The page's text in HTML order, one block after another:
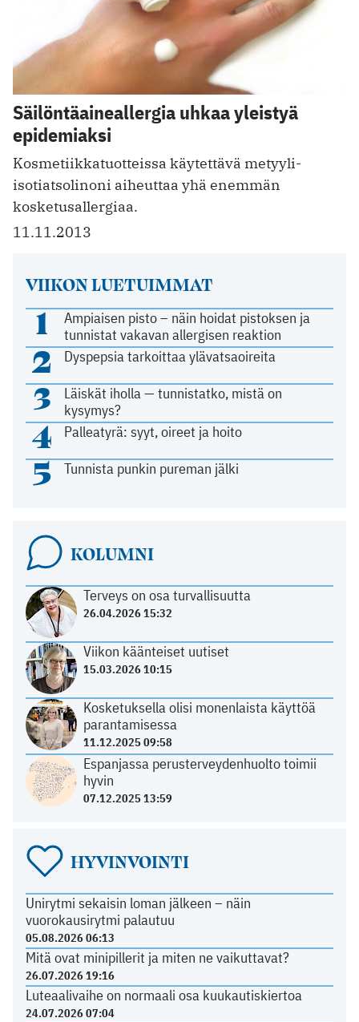
Säilöntäaineallergia uhkaa yleistyä
epidemiaksi
Kosmetiikkatuotteissa käytettävä metyyli-
isotiatsolinoni aiheuttaa yhä enemmän
kosketusallergiaa.
11.11.2013
VIIKON LUETUIMMAT
1
Ampiaisen pisto – näin hoidat pistoksen ja
tunnistat vakavan allergisen reaktion
2 Dyspepsia tarkoittaa ylävatsaoireita
3
Läiskät iholla — tunnistatko, mistä on
kysymys?
4 Palleatyrä: syyt, oireet ja hoito
5 Tunnista punkin pureman jälki
KOLUMNI
Terveys on osa turvallisuutta
26.04.2026 15:32
Viikon käänteiset uutiset
15.03.2026 10:15
Kosketuksella olisi monenlaista käyttöä
parantamisessa
11.12.2025 09:58
Espanjassa perusterveydenhuolto toimii
hyvin
07.12.2025 13:59
HYVINVOINTI
Unirytmi sekaisin loman jälkeen – näin
vuorokausirytmi palautuu
05.08.2026 06:13
Mitä ovat minipillerit ja miten ne vaikuttavat?
26.07.2026 19:16
Luteaalivaihe on normaali osa kuukautiskiertoa
24.07.2026 07:04